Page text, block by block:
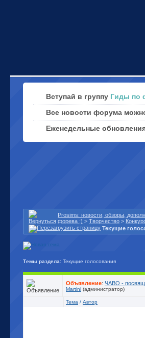
Вступай в группу Гиды по
Все новости форума
Еженедельные
Prosims: новости, обзоры,
форева ;) > Творчество >
Текущие
Темы раздела: Текущие голосования
Объявление: ЧАВО -
Martini (администратор)
Тема / Автор